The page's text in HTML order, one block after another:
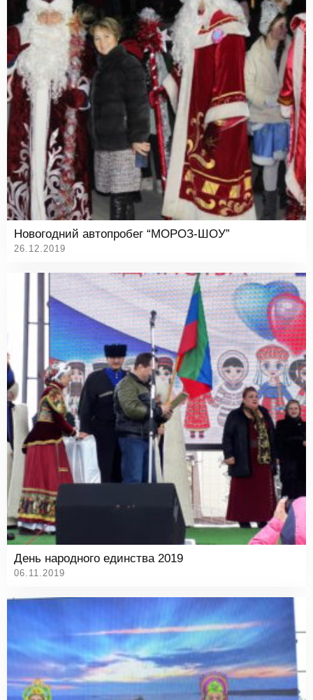
Новогодний автопробег “МОРОЗ-ШОУ”
26.12.2019
День народного единства 2019
06.11.2019